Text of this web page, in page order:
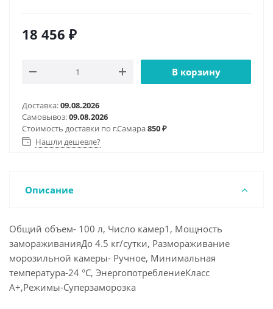
18 456 ₽
В корзину
Доставка:09.08.2026
Самовывоз:09.08.2026
Стоимость доставки по г.Самара850 ₽
Нашли дешевле?
Описание
Общий объем- 100 л, Число камер1, Мощность
замораживанияДо 4.5 кг/сутки, Размораживание
морозильной камеры- Ручное, Минимальная
температура-24 °С, ЭнергопотреблениеКласс
A+,Режимы-Суперзаморозка